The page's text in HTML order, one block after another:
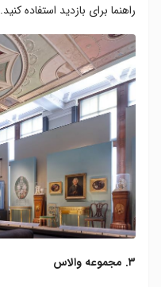
راهنما برای بازدید استفاده کنید.
۳. مجموعه والاس